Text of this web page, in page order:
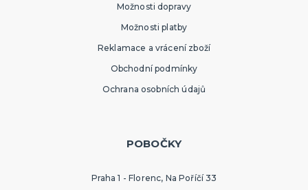
Možnosti dopravy
Možnosti platby
Reklamace a vrácení zboží
Obchodní podmínky
Ochrana osobních údajů
POBOČKY
Praha 1 - Florenc, Na Poříčí 33